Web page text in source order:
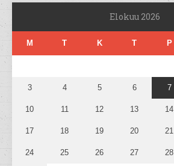
Elokuu 2026
M T K T P
3 4 5 6 7
10 11 12 13 14
17 18 19 20 21
24 25 26 27 28